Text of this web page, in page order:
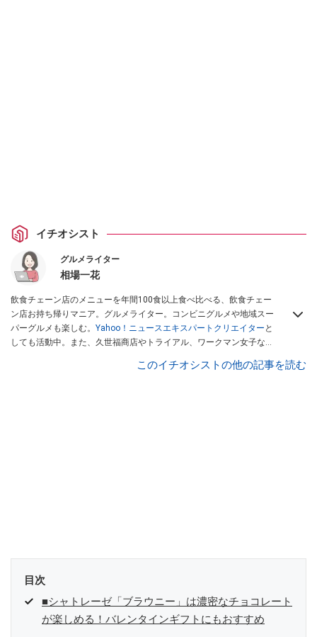
イチオシスト
グルメライター
相場一花
飲食チェーン店のメニューを年間100食以上食べ比べる、飲食チェー
ン店お持ち帰りマニア。グルメライター。コンビニグルメや地域スー
パーグルメも楽しむ。 Yahoo！ニュースエキスパートクリエイター と
しても活動中。また、久世福商店やトライアル、ワークマン女子など
、集英社「週刊プレイボーイ」、宝島
このイチオシストの他の記事を読む
目次
■シャトレーゼ「ブラウニー」は濃密なチョコレート
が楽しめる！バレンタインギフトにもおすすめ